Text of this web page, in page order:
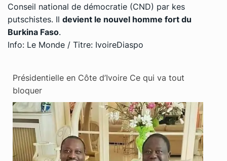
Conseil national de démocratie (CND) par kes
putschistes. Il devient le nouvel homme fort du
Burkina Faso.
Info: Le Monde / Titre: IvoireDiaspo
Présidentielle en Côte d’Ivoire Ce qui va tout
bloquer